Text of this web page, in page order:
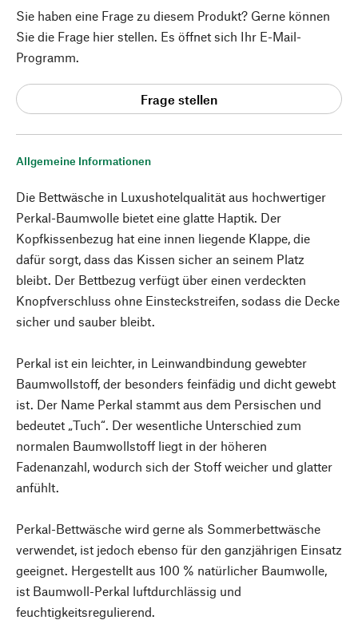
Allgemeine Informationen
Die Bettwäsche in Luxushotelqualität aus hochwertiger
Perkal-Baumwolle bietet eine glatte Haptik. Der
Kopfkissenbezug hat eine innen liegende Klappe, die
dafür sorgt, dass das Kissen sicher an seinem Platz
bleibt. Der Bettbezug verfügt über einen verdeckten
Knopfverschluss ohne Einsteckstreifen, sodass die Decke
sicher und sauber bleibt.
Perkal ist ein leichter, in Leinwandbindung gewebter
Baumwollstoff, der besonders feinfädig und dicht gewebt
ist. Der Name Perkal stammt aus dem Persischen und
bedeutet „Tuch“. Der wesentliche Unterschied zum
normalen Baumwollstoff liegt in der höheren
Fadenanzahl, wodurch sich der Stoff weicher und glatter
anfühlt.
Perkal-Bettwäsche wird gerne als Sommerbettwäsche
verwendet, ist jedoch ebenso für den ganzjährigen Einsatz
geeignet. Hergestellt aus 100 % natürlicher Baumwolle,
ist Baumwoll-Perkal luftdurchlässig und
feuchtigkeitsregulierend.
Sie haben eine Frage zu diesem Produkt? Gerne können
Sie die Frage hier stellen. Es öffnet sich Ihr E-Mail-
Programm.
Frage stellen